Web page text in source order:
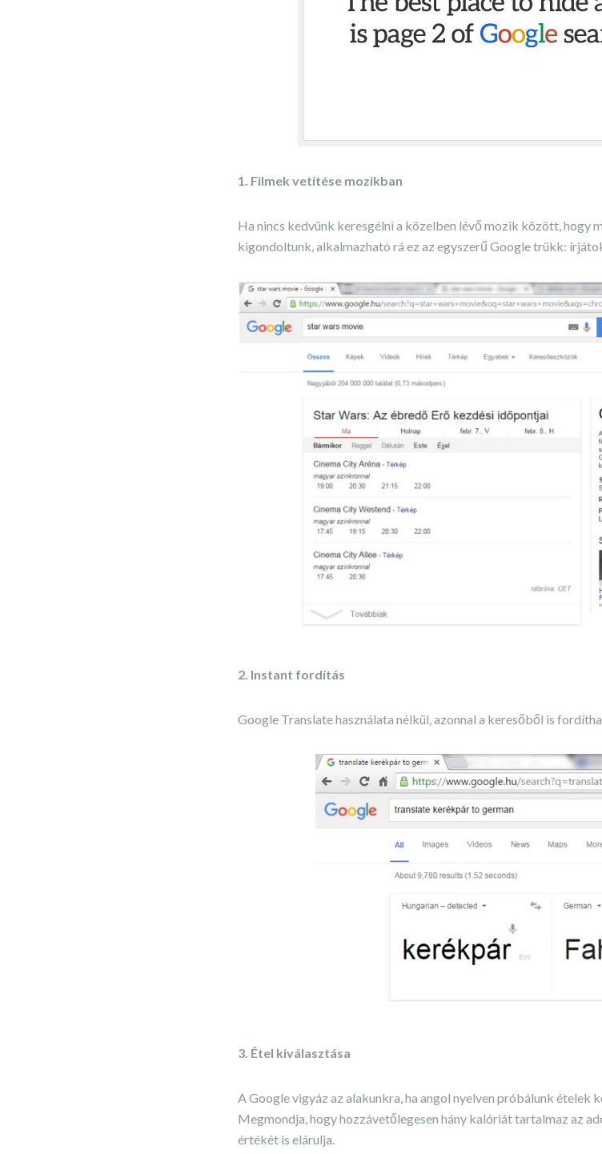
1. Filmek vetítése mozikban
Ha nincs kedvünk keresgélni a közelben lévő mozik között, hogy
kigondoltunk, alkalmazható rá ez az egyszerű Google trükk:
2. Instant fordítás
Google Translate használata nélkül, azonnal a keresőből is
3. Étel kiválasztása
A Google vigyáz az alakunkra, ha angol nyelven próbálunk ételek
Megmondja, hogy hozzávetőlegesen hány kalóriát tartalmaz az
értékét is elárulja.